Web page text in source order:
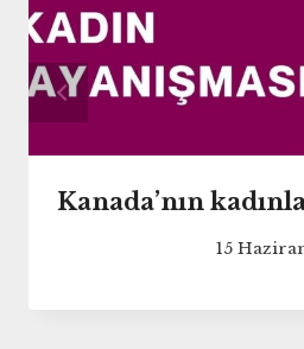
Kanada’nın
15